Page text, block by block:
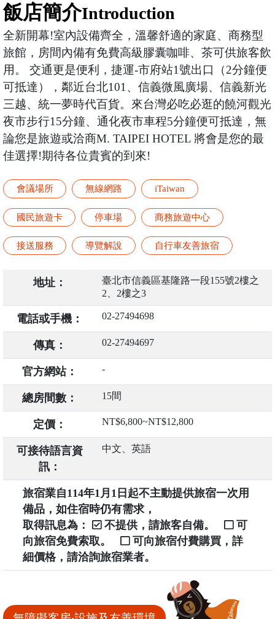
飯店簡介Introduction
全新開幕!室內設備齊全，溫馨舒適的家庭、商務型
旅館，房間內備有免費高級膠囊咖啡、茶可供旅客飲
用。 交通更是便利，捷運-市府站1號出口（2分鐘便
可抵達），鄰近台北101、信義微風廣場、信義新光
三越、統一夢時代百貨。來台灣必吃必逛的饒河觀光
夜市步行15分鐘、通化夜市車程5分鐘便可抵達，無
論您是旅遊或洽商M. TAIPEI HOTEL 將會是您的最
佳選擇!期待各位貴賓的到來! ​
會議場所 無線網路 iTaiwan
國民旅遊卡 停車場 商務旅遊中心
接送服務 導覽解說 自行車友善旅宿
地址：
臺北市信義區基隆路一段155號2樓之
2、2樓之3
電話或手機： 02-27494698
傳真： 02-27494697
官方網站： -
總房間數： 15間
定價： NT$6,800~NT$12,800
可接待語言資
訊：
中文、英語
旅宿業自114年1月1日起不主動提供旅宿一次用
備品，如住宿時仍有需求，
取得訊息為：
不提供，請旅客自備。
可
向旅宿免費索取。
可向旅宿付費購買，詳
細價格，請洽詢旅宿業者。